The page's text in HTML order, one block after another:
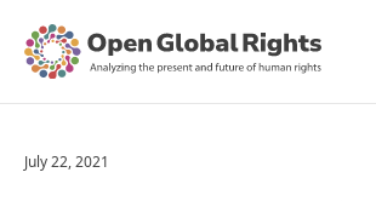
July 22, 2021